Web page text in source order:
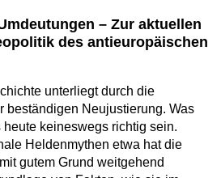
– Zur aktuellen
des antieuropäischen
unterliegt durch die
beständigen Neujustierung. Was
keineswegs richtig sein.
Heldenmythen etwa hat die
gutem Grund weitgehend